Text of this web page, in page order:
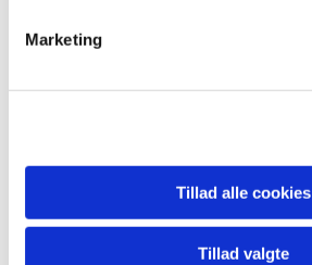
Marketing
Tillad alle cookies
Tillad valgte